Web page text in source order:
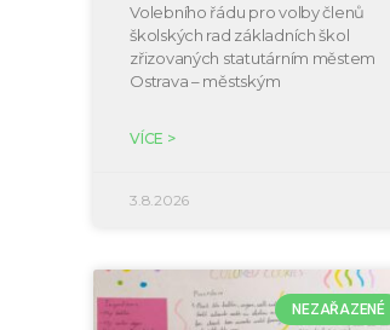
Volebního řádu pro volby členů
školských rad základních škol
zřizovaných statutárním městem
Ostrava – městským
VÍCE >
3.8.2026
NEZAŘAZENÉ